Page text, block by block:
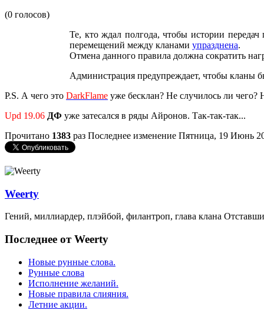
(0 голосов)
Те, кто ждал полгода, чтобы истории передач
перемещений между кланами упразднена.
Отмена данного правила должна сократить
Администрация предупреждает, чтобы кланы
P.S. А чего это DarkFlame уже бесклан? Не случилось ли чего?
Upd 19.06 ДФ уже затесался в ряды Айронов. Так-так-так...
Прочитано 1383 раз Последнее изменение Пятница, 19 Июнь
Weerty
Гений, миллиардер, плэйбой, филантроп, глава клана
Последнее от Weerty
Новые рунные слова.
Рунные слова
Исполнение желаний.
Новые правила слияния.
Летние акции.